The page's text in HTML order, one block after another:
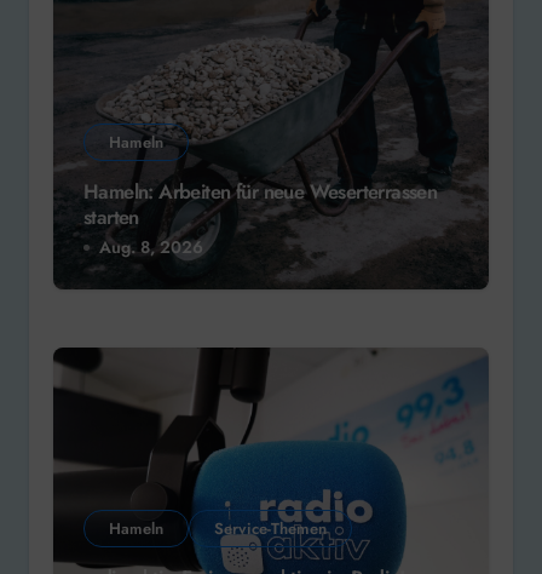
Hameln
Hameln: Arbeiten für neue Weserterrassen
starten
Aug. 8, 2026
Hameln Service-Themen